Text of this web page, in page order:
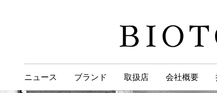
ニュース ブランド 取扱店 会社概要